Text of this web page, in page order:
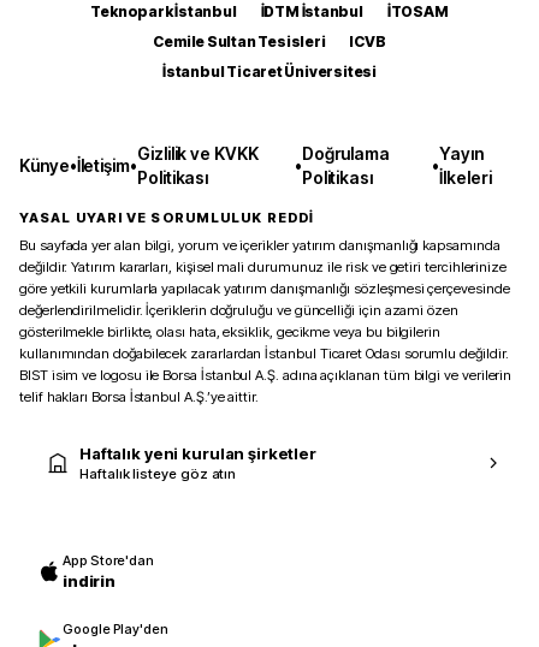
Teknopark İstanbul
İDTM İstanbul
İTOSAM
Cemile Sultan Tesisleri
ICVB
İstanbul Ticaret Üniversitesi
Künye•İletişim•
Gizlilik ve KVKK
Politikası
•
Doğrulama
Politikası
•
Yayın
İlkeleri
YASAL UYARI VE SORUMLULUK REDDİ
Bu sayfada yer alan bilgi, yorum ve içerikler yatırım danışmanlığı kapsamında
değildir. Yatırım kararları, kişisel mali durumunuz ile risk ve getiri tercihlerinize
göre yetkili kurumlarla yapılacak yatırım danışmanlığı sözleşmesi çerçevesinde
değerlendirilmelidir. İçeriklerin doğruluğu ve güncelliği için azami özen
gösterilmekle birlikte, olası hata, eksiklik, gecikme veya bu bilgilerin
kullanımından doğabilecek zararlardan İstanbul Ticaret Odası sorumlu değildir.
BIST isim ve logosu ile Borsa İstanbul A.Ş. adına açıklanan tüm bilgi ve verilerin
telif hakları Borsa İstanbul A.Ş.’ye aittir.
Haftalık yeni kurulan şirketler
Haftalık listeye göz atın
App Store'dan
indirin
Google Play'den